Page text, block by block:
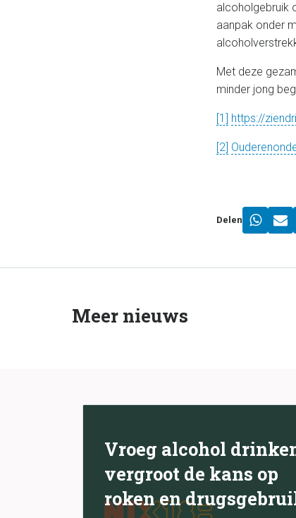
alcoholgebruik
aanpak onder
Met deze
minder jong
[1] https://
[2]
Delen
Meer nieuws
Vroeg alcohol
vergroot de kans op
roken en